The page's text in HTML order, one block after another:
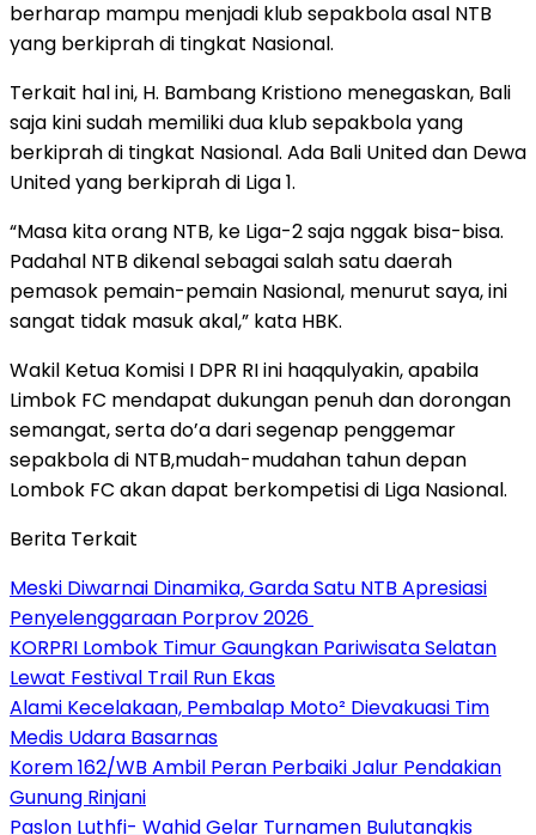
berharap mampu menjadi klub sepakbola asal NTB
yang berkiprah di tingkat Nasional.
Terkait hal ini, H. Bambang Kristiono menegaskan, Bali
saja kini sudah memiliki dua klub sepakbola yang
berkiprah di tingkat Nasional. Ada Bali United dan Dewa
United yang berkiprah di Liga 1.
“Masa kita orang NTB, ke Liga-2 saja nggak bisa-bisa.
Padahal NTB dikenal sebagai salah satu daerah
pemasok pemain-pemain Nasional, menurut saya, ini
sangat tidak masuk akal,” kata HBK.
Wakil Ketua Komisi I DPR RI ini haqqulyakin, apabila
Limbok FC mendapat dukungan penuh dan dorongan
semangat, serta do’a dari segenap penggemar
sepakbola di NTB,mudah-mudahan tahun depan
Lombok FC akan dapat berkompetisi di Liga Nasional.
Berita Terkait
Meski Diwarnai Dinamika, Garda Satu NTB Apresiasi
Penyelenggaraan Porprov 2026 ‎
KORPRI Lombok Timur Gaungkan Pariwisata Selatan
Lewat Festival Trail Run Ekas
Alami Kecelakaan, Pembalap Moto² Dievakuasi Tim
Medis Udara Basarnas
Korem 162/WB Ambil Peran Perbaiki Jalur Pendakian
Gunung Rinjani
Paslon Luthfi- Wahid Gelar Turnamen Bulutangkis